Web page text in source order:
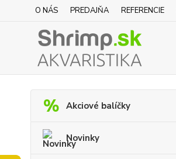
O NÁS PREDAJŇA REFERENCIE
Akciové balíčky
Novinky